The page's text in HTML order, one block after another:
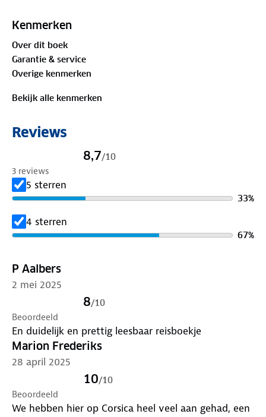
Corsica biedt naast heel veel praktische tips over
inspirerende bezienswaardigheden die je niet mag
missen.
Wandel door de bergpas van het Bavellamassief,
volg de wijnroute van Patrimonio en beklim de
en heeft een handige uitneembare kaart met
daarop de beste tips voor overnachten, winkelen,
eten en drinken en uitgaan.
ANWB Extra is de succesvolste reisgidsenserie van
Nederland! Met al meer dan 6 miljoen gidsen
een reisgids voor nagenoeg iedere denkbare
bestemming.
Kenmerken
Over dit boek
Garantie & service
Overige kenmerken
Bekijk alle kenmerken
Reviews
8,7/10
3 reviews
5 sterren
33%
4 sterren
67%
P Aalbers
2 mei 2025
8/10
Beoordeeld
En duidelijk en prettig leesbaar reisboekje
Marion Frederiks
28 april 2025
10/10
Beoordeeld
We hebben hier op Corsica heel veel aan gehad, een